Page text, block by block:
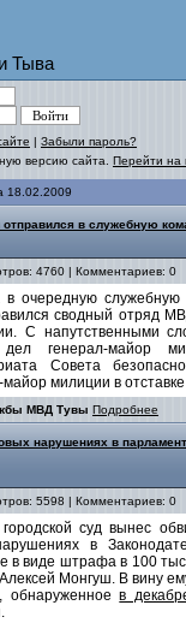
Тыва
| Забыли пароль?
версию сайта. Перейти на
18.02.2009
отправился в служебную
4760 | Комментариев: 0
очередную служебную
сводный отряд
С напутственными
дел генерал-майор
Совета
майор милиции в
МВД Тувы Подробнее
нарушениях в
5598 | Комментариев: 0
суд вынес
в
в виде штрафа в 100
Монгуш. В вину
обнаруженноев